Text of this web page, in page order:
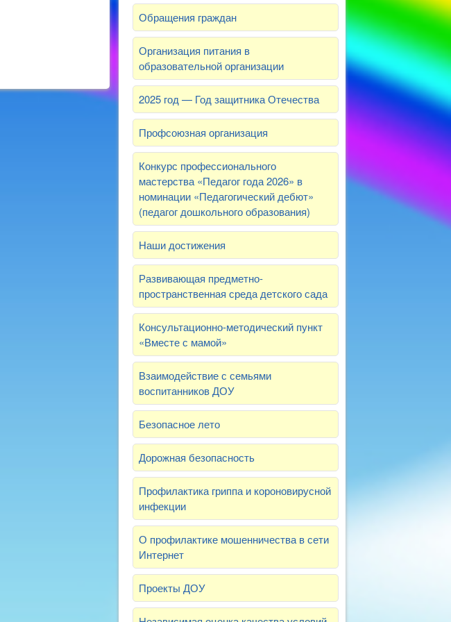
Обращения граждан
Организация питания в
образовательной организации
2025 год — Год защитника Отечества
Профсоюзная организация
Конкурс профессионального
мастерства «Педагог года 2026» в
номинации «Педагогический дебют»
(педагог дошкольного образования)
Наши достижения
Развивающая предметно-
пространственная среда детского сада
Консультационно-методический пункт
«Вместе с мамой»
Взаимодействие с семьями
воспитанников ДОУ
Безопасное лето
Дорожная безопасность
Профилактика гриппа и короновирусной
инфекции
О профилактике мошенничества в сети
Интернет
Проекты ДОУ